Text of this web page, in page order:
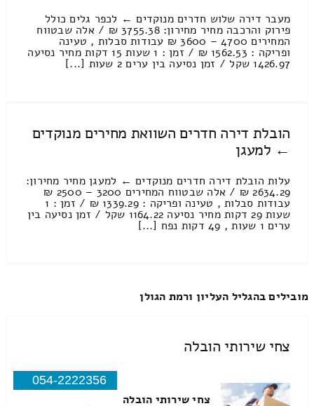
מעבר דירה שלוש חדרים מנוקדים ← לכפר גלים כולל
פירוק והרכבה מחיר מחירון: 3755.38 ₪ / אלה שבטווח
המחירים 4700 – 3600 ₪ עבודות סבלות , טעינה
ופריקה : 1562.53 ₪ / זמן : 1 שעות 15 דקות מחיר נסיעה
1426.97 שקל / זמן נסיעה בין ערים 2 שעות [...]
הובלת דירה חדרים השוואת מחירים מנוקדים
← למעגן
עלות הובלת דירה חדרים מנוקדים ← למעגן מחיר מחירון:
2634.29 ₪ / אלה שבטווח המחירים 3200 – 2500 ₪
עבודות סבלות , טעינה ופריקה : 1339.29 ₪ / זמן : 1
שעות 29 דקות מחיר נסיעה 1164.22 שקל / זמן נסיעה בין
ערים 1 שעות , 49 דקות נפח [...]
מובילים בהגליל העליון ורמת הגולן
צחי שירותי הובלה
054-2222356
צחי שירותי הובלה